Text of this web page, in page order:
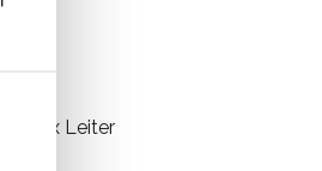
Leiter